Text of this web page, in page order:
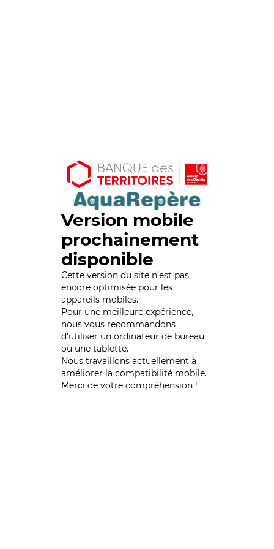
Version mobile
prochainement
disponible
Cette version du site n’est pas
encore optimisée pour les
appareils mobiles.
Pour une meilleure expérience,
nous vous recommandons
d'utiliser un ordinateur de bureau
ou une tablette.
Nous travaillons actuellement à
améliorer la compatibilité mobile.
Merci de votre compréhension !